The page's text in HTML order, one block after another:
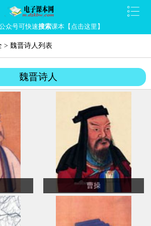
众号可快速搜索课本【点击这里】
> 魏晋诗人列表
魏晋诗人
曹操